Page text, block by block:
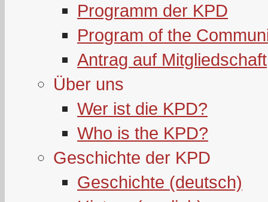
Programm der KPD
Program of the
Antrag auf Mitgliedschaft
Über uns
Wer ist die KPD?
Who is the KPD?
Geschichte der KPD
Geschichte (deutsch)